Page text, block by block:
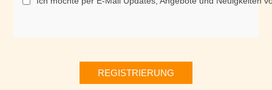
REGISTRIERUNG